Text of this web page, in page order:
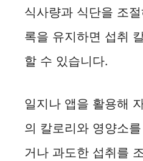
식사량과 식단을 조
록을 유지하면 섭취
할 수 있습니다.
일지나 앱을 활용해
의 칼로리와 영양소
거나 과도한 섭취를